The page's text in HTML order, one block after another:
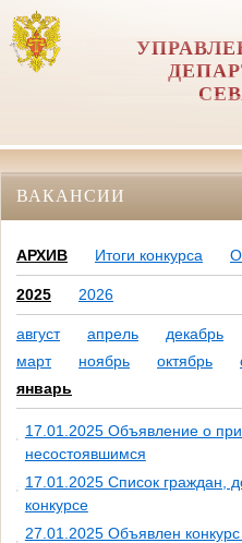
ВАКАНСИИ
АРХИВ Итоги конкурса
2025 2026
август апрель декабрь
март
ноябрь октябрь
январь
17.01.2025 Объявление о
несостоявшимся
17.01.2025 Список граждан,
конкурсе
27.01.2025 Объявлен